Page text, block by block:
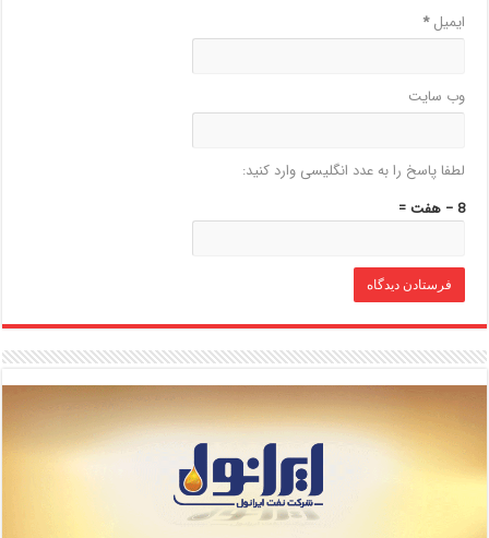
ایمیل*
وب‌ سایت
لطفا پاسخ را به عدد انگلیسی وارد کنید:
8 − هفت =